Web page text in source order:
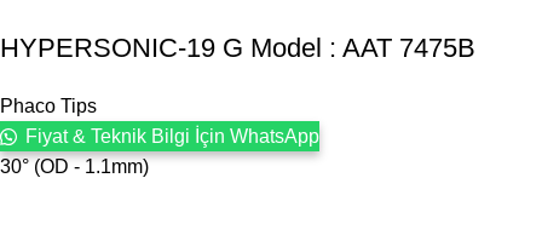
HYPERSONIC-19 G Model : AAT 7475B
Phaco Tips
Fiyat & Teknik Bilgi İçin WhatsApp
30° (OD - 1.1mm)